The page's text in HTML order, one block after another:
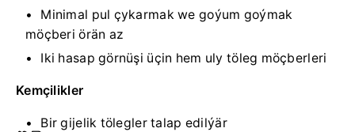
Minimal pul çykarmak we goýum goýmak
möçberi örän az
Iki hasap görnüşi üçin hem uly töleg möçberleri
Kemçilikler
Bir gijelik tölegler talap edilýär